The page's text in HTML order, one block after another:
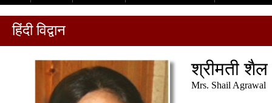
हिंदी विद्वान
श्रीमती
Mrs. Shail Agrawal